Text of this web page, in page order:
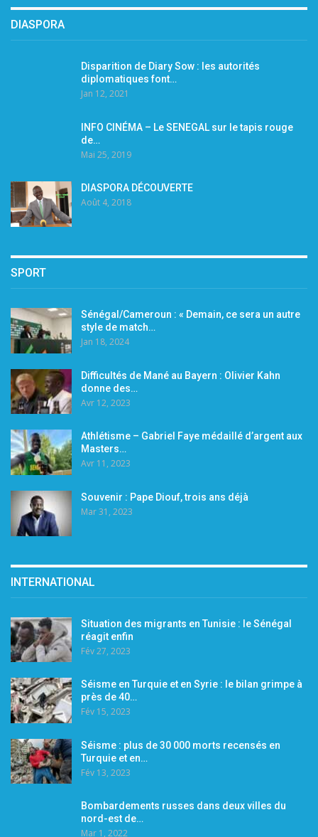
DIASPORA
Disparition de Diary Sow : les autorités
diplomatiques font…
Jan 12, 2021
INFO CINÉMA – Le SENEGAL sur le tapis rouge
de…
Mai 25, 2019
DIASPORA DÉCOUVERTE
Août 4, 2018
SPORT
Sénégal/Cameroun : « Demain, ce sera un autre
style de match…
Jan 18, 2024
Difficultés de Mané au Bayern : Olivier Kahn
donne des…
Avr 12, 2023
Athlétisme – Gabriel Faye médaillé d’argent aux
Masters…
Avr 11, 2023
Souvenir : Pape Diouf, trois ans déjà
Mar 31, 2023
INTERNATIONAL
Situation des migrants en Tunisie : le Sénégal
réagit enfin
Fév 27, 2023
Séisme en Turquie et en Syrie : le bilan grimpe à
près de 40…
Fév 15, 2023
Séisme : plus de 30 000 morts recensés en
Turquie et en…
Fév 13, 2023
Bombardements russes dans deux villes du
nord-est de…
Mar 1, 2022